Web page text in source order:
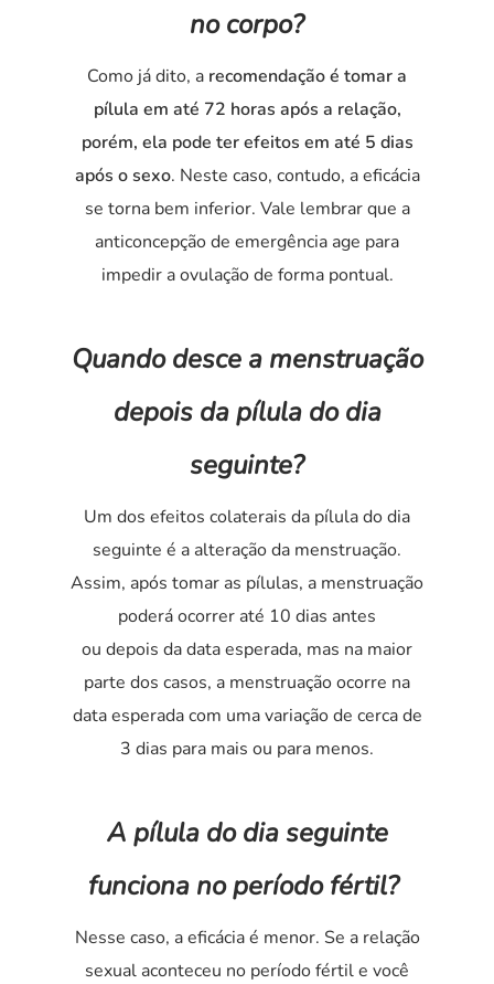
no corpo?
Como já dito, a recomendação é tomar a
pílula em até 72 horas após a relação,
porém, ela pode ter efeitos em até 5 dias
após o sexo. Neste caso, contudo, a eficácia
se torna bem inferior. Vale lembrar que a
anticoncepção de emergência age para
impedir a ovulação de forma pontual.
Quando desce a menstruação
depois da pílula do dia
seguinte?
Um dos efeitos colaterais da pílula do dia
seguinte é a alteração da menstruação.
Assim, após tomar as pílulas, a menstruação
poderá ocorrer até 10 dias antes
ou depois da data esperada, mas na maior
parte dos casos, a menstruação ocorre na
data esperada com uma variação de cerca de
3 dias para mais ou para menos.
A pílula do dia seguinte
funciona no período fértil?
Nesse caso, a eficácia é menor. Se a relação
sexual aconteceu no período fértil e você